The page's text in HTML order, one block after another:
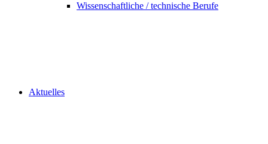
Wissenschaftliche / technische Berufe
Aktuelles